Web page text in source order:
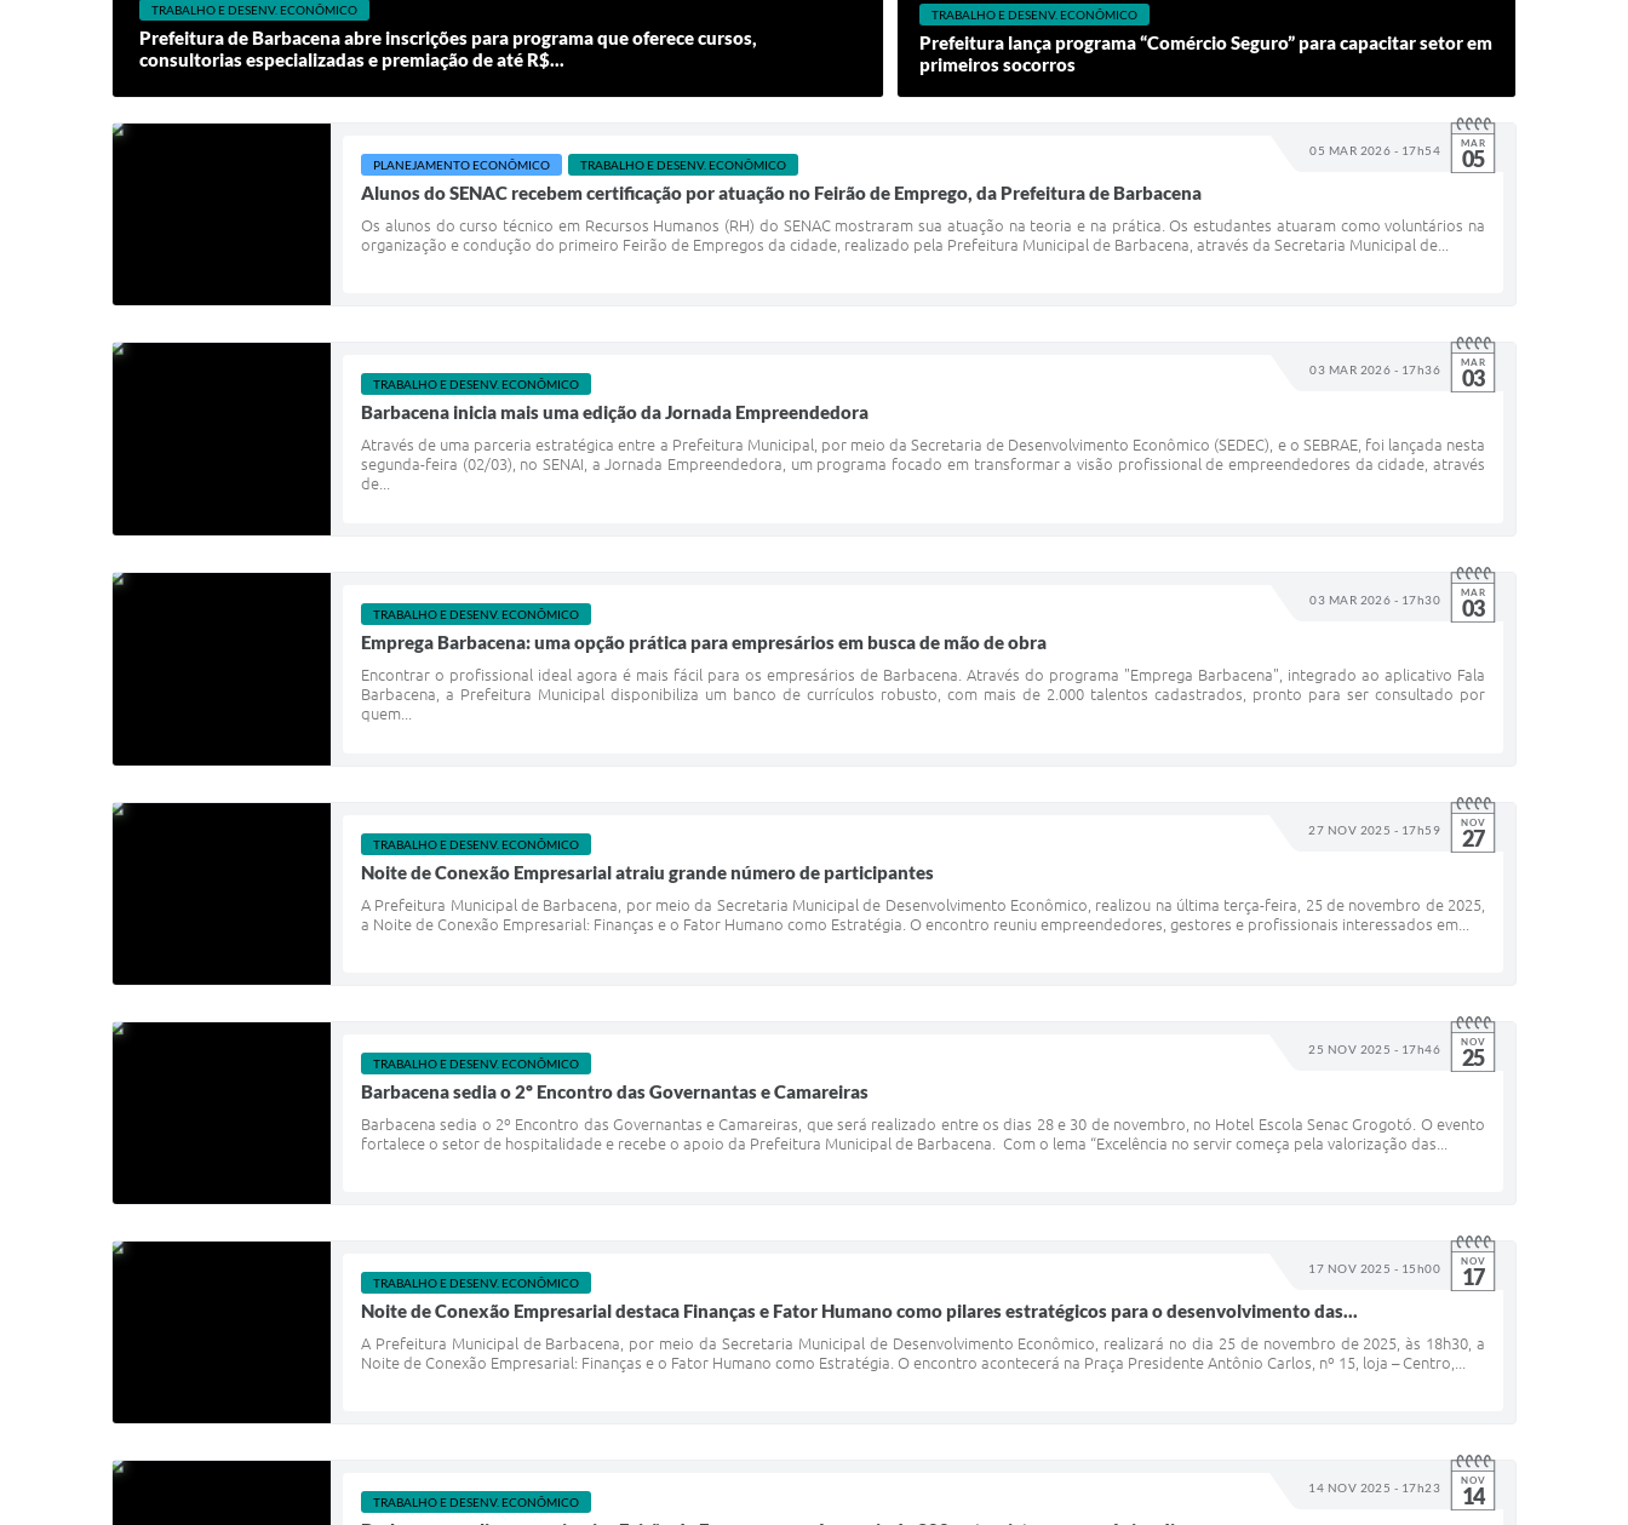
TRABALHO E DESENV. ECONÔMICO
Prefeitura de Barbacena abre inscrições para programa que oferece cursos,
consultorias especializadas e premiação de até R$...
TRABALHO E DESENV. ECONÔMICO
Prefeitura lança programa “Comércio Seguro” para capacitar setor em
primeiros socorros
05 MAR 2026 - 17h54 MAR
05
PLANEJAMENTO ECONÔMICO TRABALHO E DESENV. ECONÔMICO
Alunos do SENAC recebem certificação por atuação no Feirão de Emprego, da Prefeitura de Barbacena
Os alunos do curso técnico em Recursos Humanos (RH) do SENAC mostraram sua atuação na teoria e na prática. Os estudantes atuaram como voluntários na
organização e condução do primeiro Feirão de Empregos da cidade, realizado pela Prefeitura Municipal de Barbacena, através da Secretaria Municipal de...
03 MAR 2026 - 17h36 MAR
03
TRABALHO E DESENV. ECONÔMICO
Barbacena inicia mais uma edição da Jornada Empreendedora
Através de uma parceria estratégica entre a Prefeitura Municipal, por meio da Secretaria de Desenvolvimento Econômico (SEDEC), e o SEBRAE, foi lançada nesta
segunda-feira (02/03), no SENAI, a Jornada Empreendedora, um programa focado em transformar a visão profissional de empreendedores da cidade, através
de...
03 MAR 2026 - 17h30 MAR
03
TRABALHO E DESENV. ECONÔMICO
Emprega Barbacena: uma opção prática para empresários em busca de mão de obra
Encontrar o profissional ideal agora é mais fácil para os empresários de Barbacena. Através do programa "Emprega Barbacena", integrado ao aplicativo Fala
Barbacena, a Prefeitura Municipal disponibiliza um banco de currículos robusto, com mais de 2.000 talentos cadastrados, pronto para ser consultado por
quem...
27 NOV 2025 - 17h59 NOV
27
TRABALHO E DESENV. ECONÔMICO
Noite de Conexão Empresarial atraiu grande número de participantes
A Prefeitura Municipal de Barbacena, por meio da Secretaria Municipal de Desenvolvimento Econômico, realizou na última terça-feira, 25 de novembro de 2025,
a Noite de Conexão Empresarial: Finanças e o Fator Humano como Estratégia. O encontro reuniu empreendedores, gestores e profissionais interessados em...
25 NOV 2025 - 17h46 NOV
25
TRABALHO E DESENV. ECONÔMICO
Barbacena sedia o 2º Encontro das Governantas e Camareiras
Barbacena sedia o 2º Encontro das Governantas e Camareiras, que será realizado entre os dias 28 e 30 de novembro, no Hotel Escola Senac Grogotó. O evento
fortalece o setor de hospitalidade e recebe o apoio da Prefeitura Municipal de Barbacena. Com o lema “Excelência no servir começa pela valorização das...
17 NOV 2025 - 15h00 NOV
17
TRABALHO E DESENV. ECONÔMICO
Noite de Conexão Empresarial destaca Finanças e Fator Humano como pilares estratégicos para o desenvolvimento das...
A Prefeitura Municipal de Barbacena, por meio da Secretaria Municipal de Desenvolvimento Econômico, realizará no dia 25 de novembro de 2025, às 18h30, a
Noite de Conexão Empresarial: Finanças e o Fator Humano como Estratégia. O encontro acontecerá na Praça Presidente Antônio Carlos, nº 15, loja – Centro,...
14 NOV 2025 - 17h23 NOV
14
TRABALHO E DESENV. ECONÔMICO